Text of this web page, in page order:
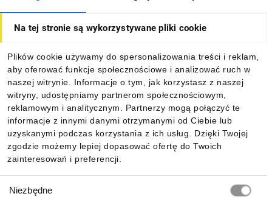
Na tej stronie są wykorzystywane pliki cookie
Plików cookie używamy do spersonalizowania treści i reklam,
aby oferować funkcje społecznościowe i analizować ruch w
naszej witrynie. Informacje o tym, jak korzystasz z naszej
witryny, udostępniamy partnerom społecznościowym,
reklamowym i analitycznym. Partnerzy mogą połączyć te
informacje z innymi danymi otrzymanymi od Ciebie lub
uzyskanymi podczas korzystania z ich usług. Dzięki Twojej
zgodzie możemy lepiej dopasować ofertę do Twoich
zainteresowań i preferencji.
zgody
Niezbędne
Informacje
Pobierz naszą aplikację mobilną: